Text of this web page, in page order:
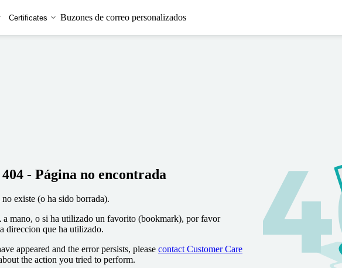
Certificates Buzones de correo personalizados
404 - Página no encontrada
existe (o ha sido borrada).
a mano, o si ha utilizado un favorito (bookmark), por favor
direccion que ha utilizado.
appeared and the error persists, please contact Customer Care
the action you tried to perform.